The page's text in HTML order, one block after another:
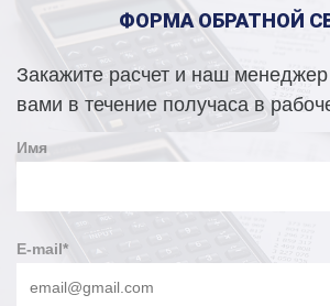
ФОРМА ОБРАТНОЙ
Закажите расчет и наш менеджер
вами в течение получаса в
Имя
E-mail*